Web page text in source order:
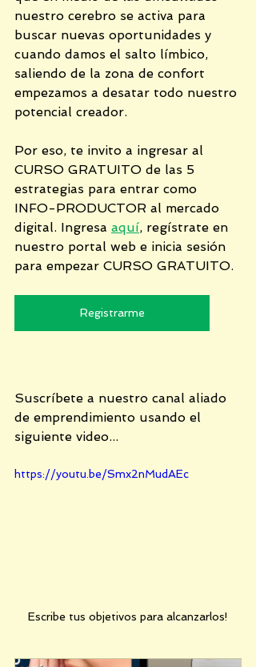
nuestro cerebro se activa para
buscar nuevas oportunidades y
cuando damos el salto límbico,
saliendo de la zona de confort
empezamos a desatar todo nuestro
potencial creador.
Por eso, te invito a ingresar al
CURSO GRATUITO de las 5
estrategias para entrar como
INFO-PRODUCTOR al mercado
digital. Ingresa aquí, regístrate en
nuestro portal web e inicia sesión
para empezar CURSO GRATUITO.
Registrarme
Suscríbete a nuestro canal aliado
de emprendimiento usando el
siguiente video...
https://youtu.be/Smx2nMudAEc
Escribe tus objetivos para alcanzarlos!